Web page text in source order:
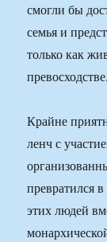
смогли бы
семья и
только как
превосходстве.
Крайне
ленч с
превратился
этих людей